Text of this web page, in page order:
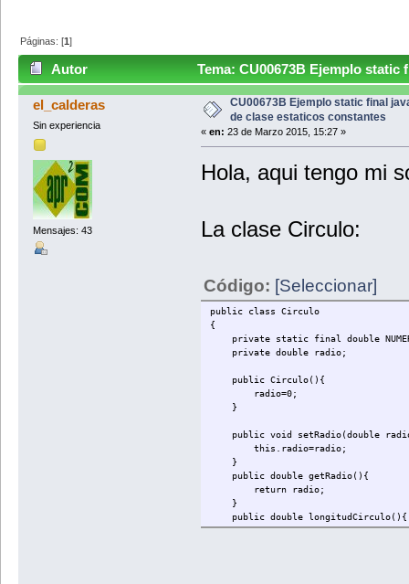
Páginas: [1]
Autor
Tema: CU00673B Ejemplo static
(Leído 3533 veces)
el_calderas
Sin experiencia
Mensajes: 43
CU00673B Ejemplo static final
de clase estaticos constantes
« en: 23 de Marzo 2015, 15:27 »
Hola, aqui tengo mi
La clase Circulo:
Código: [Seleccionar]
public class Circulo
{
private static final double
private double radio;
public Circulo(){
radio=0;
}
public void setRadio(double
this.radio=radio;
}
public double getRadio(){
return radio;
}
public double
double